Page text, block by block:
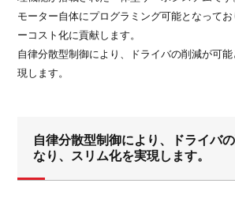
モーター自体にプログラミング可能となって
ーコスト化に貢献します。
自律分散型制御により、ドライバの削減が可
現します。
自律分散型制御により、ドライバ
なり、スリム化を実現します。